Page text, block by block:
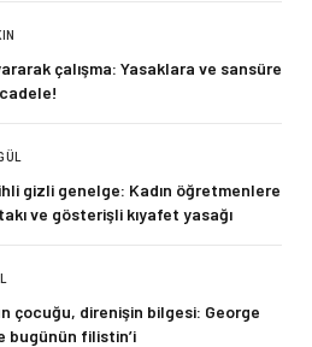
yararak çalışma: Yasaklara ve sansüre
gizli genelge: Kadın öğretmenlere
ve gösterişli kıyafet yasağı
çocuğu, direnişin bilgesi: George
bugünün filistin’i